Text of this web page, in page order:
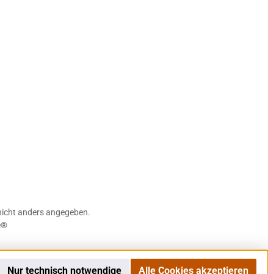
anders angegeben.
Nur technisch notwendige Alle Cookies akzeptieren